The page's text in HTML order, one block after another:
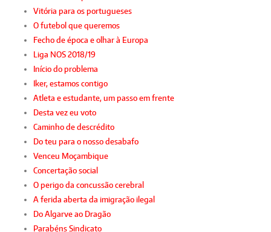
Vitória para os portugueses
O futebol que queremos
Fecho de época e olhar à Europa
Liga NOS 2018/19
Início do problema
Iker, estamos contigo
Atleta e estudante, um passo em frente
Desta vez eu voto
Caminho de descrédito
Do teu para o nosso desabafo
Venceu Moçambique
Concertação social
O perigo da concussão cerebral
A ferida aberta da imigração ilegal
Do Algarve ao Dragão
Parabéns Sindicato